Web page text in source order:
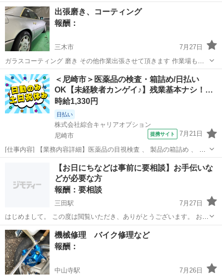
からもPR始めました😊 ご覧いただきありがとうございます！ 三木市
を中心に事務機器の販売設置をしております ユニバーサル事務機と申
します。 ...
兵庫 三木市 手伝いたい/助けたい 取付
出張磨き、コーティング
報酬：
三木市
7月27日
ガラスコーティング 磨き その他作業出張させて頂きます 作業場もあ
ります。
兵庫 三木市 手伝いたい/助けたい 磨き
＜尼崎市＞医薬品の検査・箱詰め/日払い
OK【未経験者カンゲイ♪】残業基本ナシ！…
時給1,330円
日払い
株式会社綜合キャリアオプション
尼崎市
提携サイト 7月21日
[仕事内容] 【業務内容詳細】医薬品の目視検査 、 製品の箱詰め 、 資
材個箱の折り作業 、 外箱ケースの組立作業※男性の場合は重量物～
25kgの原料投入や運搬などの仕事あり【取扱製品情報】ビタミン剤、
鼻炎カプセル 。＋...
工場
【お日にちなどは事前に要相談】お手伝いな
どが必要な方
報酬：要相談
三田駅
7月27日
はじめまして。 この度は閲覧いただき、ありがとうございます。 お手
伝いが必要な方がいらっしゃいましたら微力ながらお手伝いさせてい
ただきます。 ・当方が女性のため、女性の方に限らせていただきます
・買い...
兵庫 三田市 三田駅 手伝いたい/助けたい
機械修理 バイク修理など
報酬：
中山寺駅
7月26日